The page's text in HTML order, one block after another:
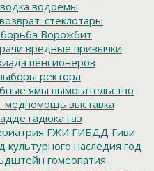
водка водоемы
возврат_стеклотары
Ворожбит
вредные привычки
пенсионеров
ректора
ямы вымогательство
выставка
гадюка газ
ГЖИ ГИБДД Гиви
культурного наследия год
гомеопатия